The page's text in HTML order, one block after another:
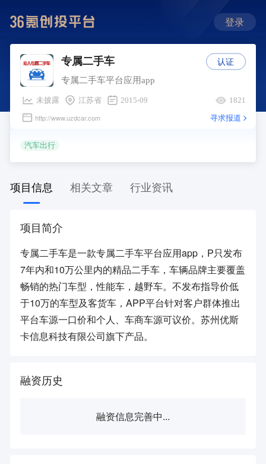
登录
专属二手车
专属二手车平台应用app
未披露 江苏省 2015-09 1821
http://www.uzdcar.com 寻求报道
汽车出行
认证
项目信息 相关文章 行业资讯
项目简介
专属二手车是一款专属二手车平台应用app，P只发布
7年内和10万公里内的精品二手车，车辆品牌主要覆盖
畅销的热门车型，性能车，越野车。不发布指导价低
于10万的车型及客货车，APP平台针对客户群体推出
平台车源一口价和个人、车商车源可议价。苏州优斯
卡信息科技有限公司旗下产品。
融资历史
融资信息完善中...